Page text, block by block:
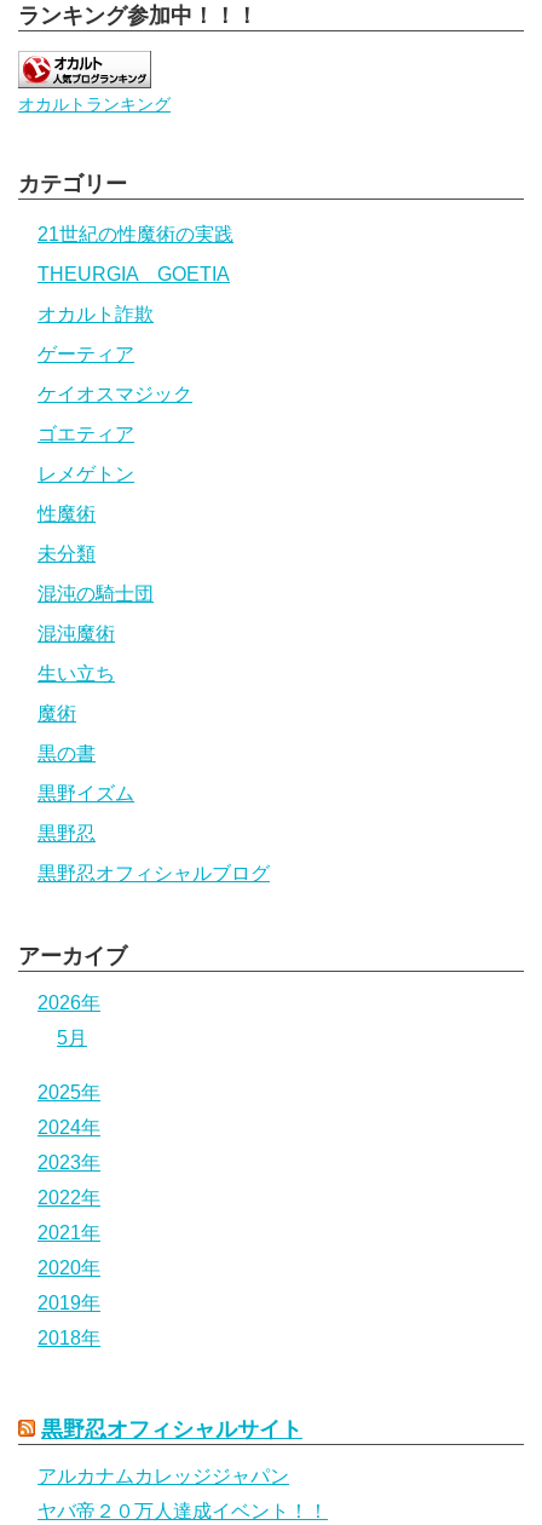
ランキング参加中！！！
オカルトランキング
カテゴリー
21世紀の性魔術の実践
THEURGIA GOETIA
オカルト詐欺
ゲーティア
ケイオスマジック
ゴエティア
レメゲトン
性魔術
未分類
混沌の騎士団
混沌魔術
生い立ち
魔術
黒の書
黒野イズム
黒野忍
黒野忍オフィシャルブログ
アーカイブ
2026年
5月
2025年
2024年
2023年
2022年
2021年
2020年
2019年
2018年
黒野忍オフィシャルサイト
アルカナムカレッジジャパン
ヤバ帝２０万人達成イベント！！